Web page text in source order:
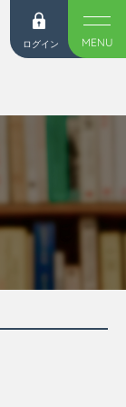
ログイン MENU